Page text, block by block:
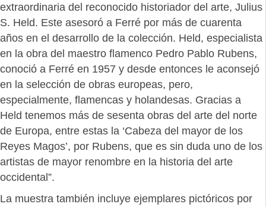
extraordinaria del reconocido historiador del arte, Julius
S. Held. Este asesoró a Ferré por más de cuarenta
años en el desarrollo de la colección. Held, especialista
en la obra del maestro flamenco Pedro Pablo Rubens,
conoció a Ferré en 1957 y desde entonces le aconsejó
en la selección de obras europeas, pero,
especialmente, flamencas y holandesas. Gracias a
Held tenemos más de sesenta obras del arte del norte
de Europa, entre estas la ‘Cabeza del mayor de los
Reyes Magos’, por Rubens, que es sin duda uno de los
artistas de mayor renombre en la historia del arte
occidental”.
La muestra también incluye ejemplares pictóricos por